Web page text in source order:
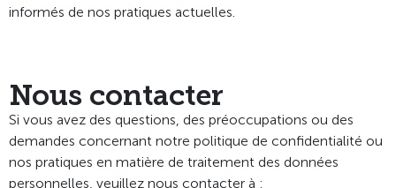
informés de nos pratiques actuelles.
Nous contacter
Si vous avez des questions, des préoccupations ou des
demandes concernant notre politique de confidentialité ou
nos pratiques en matière de traitement des données
personnelles, veuillez nous contacter à :